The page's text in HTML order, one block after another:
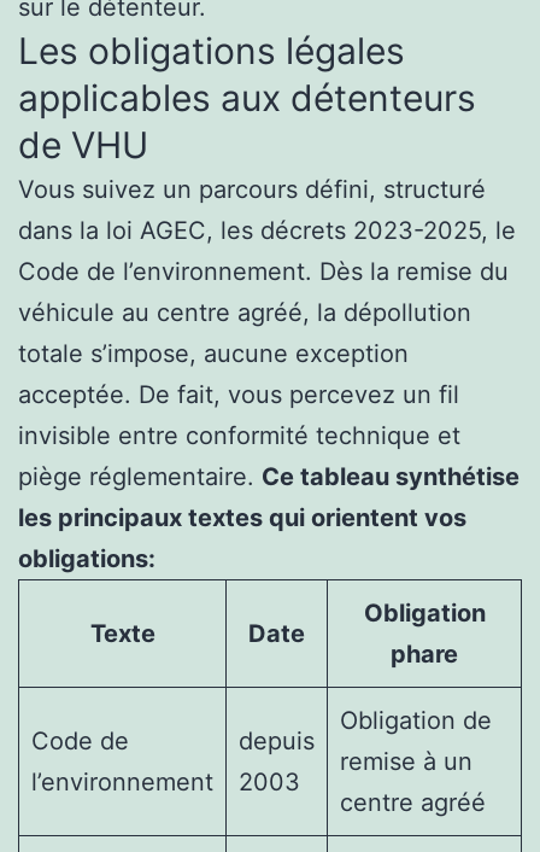
sur le détenteur.
Les obligations légales
applicables aux détenteurs
de VHU
Vous suivez un parcours défini, structuré
dans la loi AGEC, les décrets 2023-2025, le
Code de l’environnement. Dès la remise du
véhicule au centre agréé, la dépollution
totale s’impose, aucune exception
acceptée. De fait, vous percevez un fil
invisible entre conformité technique et
piège réglementaire. Ce tableau synthétise
les principaux textes qui orientent vos
obligations:
Texte Date
Obligation
phare
Code de
l’environnement
depuis
2003
Obligation de
remise à un
centre agréé